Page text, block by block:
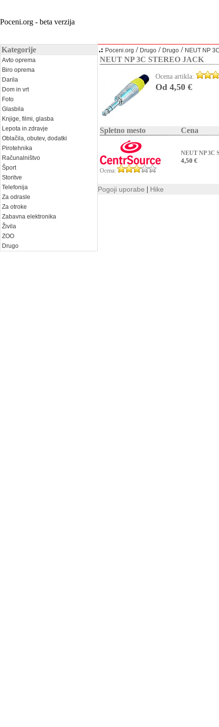
Poceni.org - beta verzija
Kategorije
Avto oprema
Biro oprema
Darila
Dom in vrt
Foto
Glasbila
Knjige, filmi, glasba
Lepota in zdravje
Oblačila, obutev, dodatki
Pirotehnika
Računalništvo
Šport
Storitve
Telefonija
Za odrasle
Za otroke
Zabavna elektronika
Živila
ZOO
Drugo
.: Poceni.org / Drugo / Drugo / NEUT NP
NEUT NP 3C STEREO JACK
Ocena artikla:
Od 4,50 €
Spletno mesto Cena
Ocena:
NEUT NP 3C
4,50 €
Pogoji uporabe | Hike